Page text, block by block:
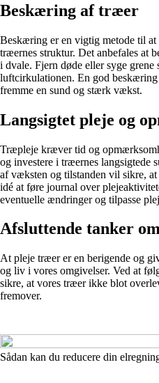
Beskæring af træer
Beskæring er en vigtig metode til
træernes struktur. Det anbefales at
i dvale. Fjern døde eller syge grene
luftcirkulationen. En god
fremme en sund og stærk vækst.
Langsigtet pleje og
Træpleje kræver tid og
og investere i træernes langsigtede
af væksten og tilstanden vil sikre,
idé at føre journal over
eventuelle ændringer og tilpasse
Afsluttende tanker
At pleje træer er en berigende og
og liv i vores omgivelser. Ved at
sikre, at vores træer ikke blot
fremover.
Sådan kan du reducere din